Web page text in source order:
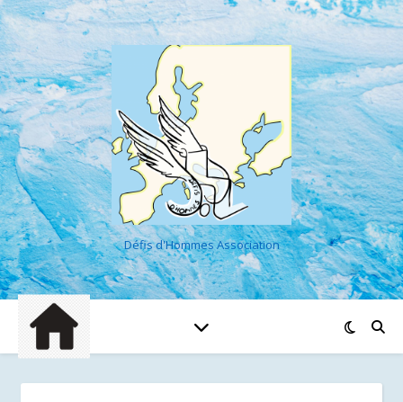
Défis d'Hommes Association